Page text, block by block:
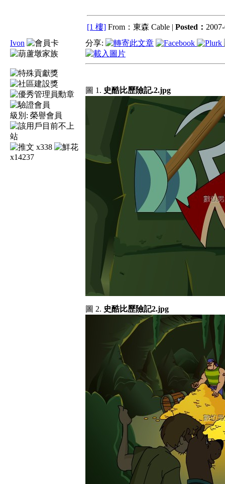
[1 樓] From：東森 Cable | Posted：
Ivon
級別: 榮譽會員
x338
x14237
分享:
圖 1. 史酷比歷險記.2.jpg
圖 2. 史酷比歷險記2.jpg